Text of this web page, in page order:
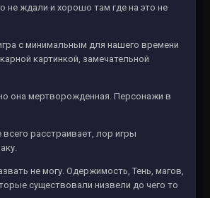
не ждали и хорошо там где на это не
с минимальным для нашего времени
картинкой, замечательной
она мертворожденная. Персонажи в
расстраивает, лор игры
не могу. Одержимость, Тень, магов,
существовали низвели до чего то